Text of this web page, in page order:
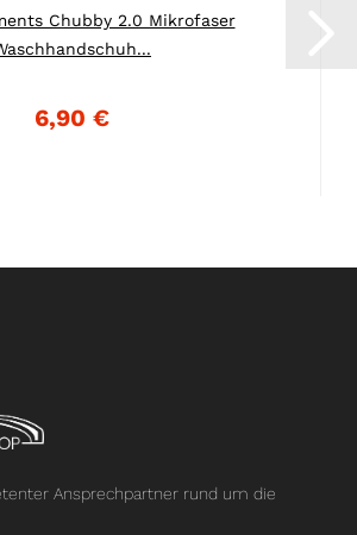
Chubby 2.0 Mikrofaser
6,90 €
Ansprechpartner rund um die